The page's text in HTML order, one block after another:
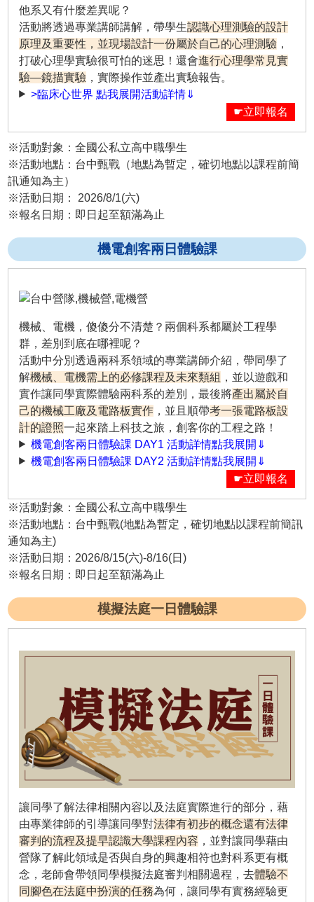
他系又有什麼差異呢？
活動將透過專業講師講解，帶學生認識心理測驗的設計
原理及重要性，並現場設計一份屬於自己的心理測驗 ，
打破心理學實驗很可怕的迷思！還會進行心理學常見實
驗—鏡描實驗 ，實際操作並產出實驗報告。
>臨床心世界 點我展開活動詳情⇓
☛立即報名
※活動對象：全國公私立高中職學生
※活動地點：台中甄戰（地點為暫定，確切地點以課程前簡
訊通知為主）
※活動日期： 2026/8/1(六)
※報名日期：即日起至額滿為止
機電創客兩日體驗課
機械、電機，傻傻分不清楚？兩個科系都屬於工程學
群，差別到底在哪裡呢？
活動中分別透過兩科系領域的專業講師介紹，帶同學了
解機械、電機需上的必修課程及未來類組 ，並以遊戲和
實作讓同學實際體驗兩科系的差別，最後將產出屬於自
己的機械工廠及電路板實作 ，並且順帶考一張電路板設
計的證照一起來踏上科技之旅，創客你的工程之路！
機電創客兩日體驗課 DAY1 活動詳情點我展開⇓
機電創客兩日體驗課 DAY2 活動詳情點我展開⇓
☛立即報名
※活動對象：全國公私立高中職學生
※活動地點：台中甄戰(地點為暫定，確切地點以課程前簡訊
通知為主)
※活動日期：2026/8/15(六)-8/16(日)
※報名日期：即日起至額滿為止
模擬法庭一日體驗課
讓同學了解法律相關內容以及法庭實際進行的部分，藉
由專業律師的引導讓同學對法律有初步的概念還有法律
審判的流程及提早認識大學課程內容 ，並對讓同學藉由
營隊了解此領域是否與自身的興趣相符也對科系更有概
念，老師會帶領同學模擬法庭審判相關過程，去體驗不
同腳色在法庭中扮演的任務為何，讓同學有實務經驗更